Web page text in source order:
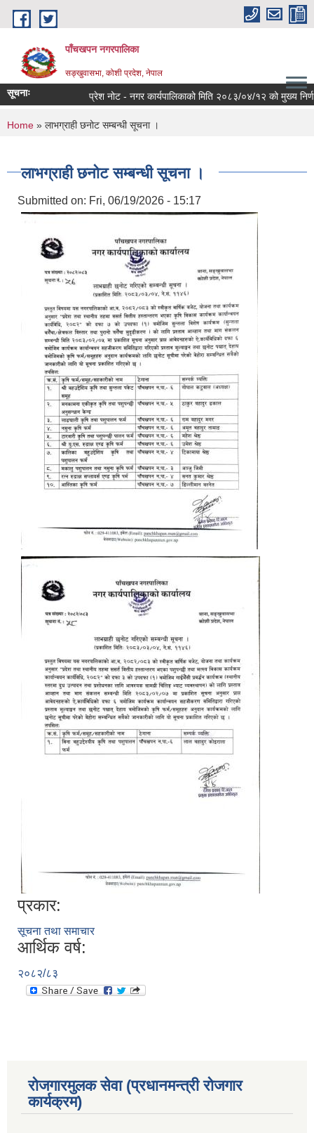
Skip to main content
पाँचखपन नगरपालिका
सङ्खु‍वासभा, कोशी प्रदेश, नेपाल
सूचनाः प्रेश नोट - नगर कार्यपालिकाको मिति २०८३/०४/१२ को मुख्य
You are here
Home » लाभग्राही छनोट सम्बन्धी सूचना ।
लाभग्राही छनोट सम्बन्धी सूचना ।
Submitted on: Fri, 06/19/2026 - 15:17
प्रकार:
सूचना तथा समाचार
आर्थिक वर्ष:
२०८२/८३
रोजगारमुलक सेवा (प्रधानमन्त्री रोजगार
कार्यक्रम)